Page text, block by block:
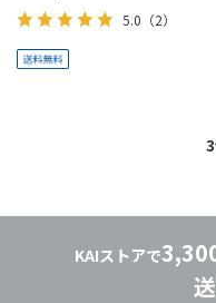
5.0 （2）
3
KAIストアで